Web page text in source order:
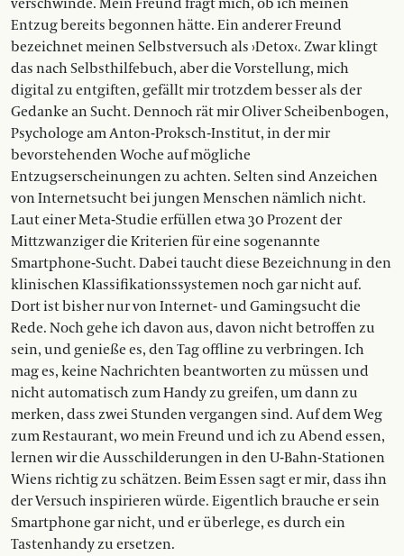
verschwinde. Mein Freund fragt mich, ob ich meinen
Entzug bereits begonnen hätte. Ein anderer Freund
bezeichnet meinen Selbstversuch als ›Detox‹. Zwar klingt
das nach Selbsthilfebuch, aber die Vorstellung, mich
digital zu entgiften, gefällt mir trotzdem besser als der
Gedanke an Sucht. Dennoch rät mir Oliver Scheibenbogen,
Psychologe am Anton-Proksch-Institut, in der mir
bevorstehenden Woche auf mögliche
Entzugserscheinungen zu achten. Selten sind An­zeichen
von Internetsucht bei jungen Menschen nämlich nicht.
Laut einer Meta-Studie erfüllen etwa 30 Prozent der
Mittzwanziger die Kriterien für eine sogenannte
Smartphone-Sucht. Dabei taucht diese Bezeichnung in den
klinischen Klassifikationssystemen noch gar nicht auf.
Dort ist bisher nur von Internet- und Gamingsucht die
Rede. Noch gehe ich davon aus, davon nicht betroffen zu
sein, und genieße es, den Tag offline zu verbringen. Ich
mag es, keine Nachrichten beantworten zu müssen und
nicht automatisch zum Handy zu greifen, um dann zu
merken, dass zwei Stunden vergangen sind. Auf dem Weg
zum Restaurant, wo mein Freund und ich zu Abend essen,
lernen wir die Ausschilderungen in den U-Bahn-Stationen
Wiens richtig zu schätzen. Beim Essen sagt er mir, dass ihn
der Versuch inspirieren würde. Eigentlich brauche er sein
Smartphone gar nicht, und er überlege, es durch ein
Tastenhandy zu ersetzen.